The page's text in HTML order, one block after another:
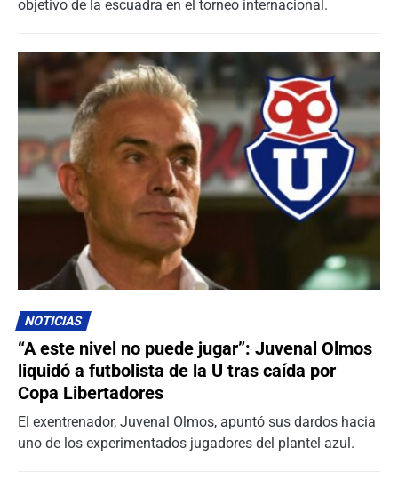
objetivo de la escuadra en el torneo internacional.
NOTICIAS
“A este nivel no puede jugar”: Juvenal Olmos
liquidó a futbolista de la U tras caída por
Copa Libertadores
El exentrenador, Juvenal Olmos, apuntó sus dardos hacia
uno de los experimentados jugadores del plantel azul.